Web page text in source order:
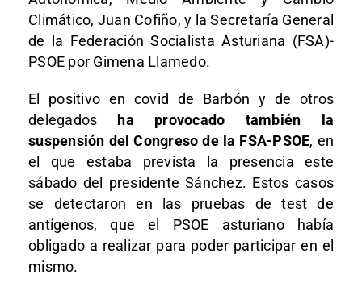
Climático, Juan Cofiño, y la Secretaría General
de la Federación Socialista Asturiana (FSA)-
PSOE por Gimena Llamedo.
El positivo en covid de Barbón y de otros
delegados ha provocado también la
suspensión del Congreso de la FSA-PSOE, en
el que estaba prevista la presencia este
sábado del presidente Sánchez. Estos casos
se detectaron en las pruebas de test de
antígenos, que el PSOE asturiano había
obligado a realizar para poder participar en el
mismo.